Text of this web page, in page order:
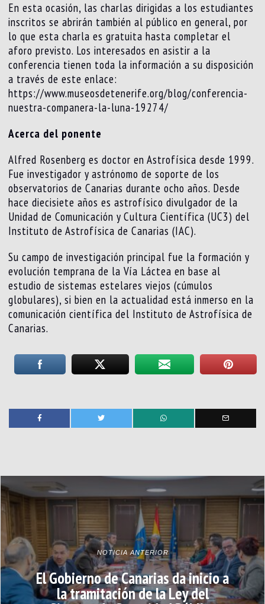
En esta ocasión, las charlas dirigidas a los estudiantes
inscritos se abrirán también al público en general, por
lo que esta charla es gratuita hasta completar el
aforo previsto. Los interesados en asistir a la
conferencia tienen toda la información a su disposición
a través de este enlace:
https://www.museosdetenerife.org/blog/conferencia-
nuestra-companera-la-luna-19274/
Acerca del ponente
Alfred Rosenberg es doctor en Astrofísica desde 1999.
Fue investigador y astrónomo de soporte de los
observatorios de Canarias durante ocho años. Desde
hace diecisiete años es astrofísico divulgador de la
Unidad de Comunicación y Cultura Científica (UC3) del
Instituto de Astrofísica de Canarias (IAC).
Su campo de investigación principal fue la formación y
evolución temprana de la Vía Láctea en base al
estudio de sistemas estelares viejos (cúmulos
globulares), si bien en la actualidad está inmerso en la
comunicación científica del Instituto de Astrofísica de
Canarias.
NOTICIA ANTERIOR
El Gobierno de Canarias da inicio a
la tramitación de la Ley del